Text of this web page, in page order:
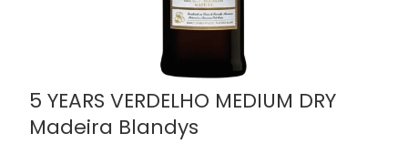
5 YEARS VERDELHO MEDIUM DRY
Madeira Blandys